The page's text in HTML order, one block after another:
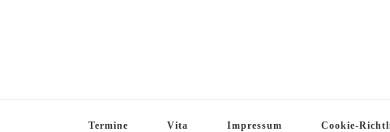
Termine Vita Impressum Cookie-